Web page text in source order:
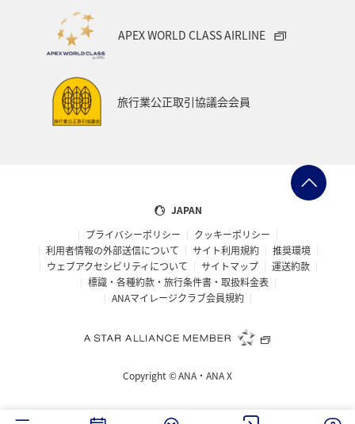
APEX WORLD CLASS AIRLINE
旅行業公正取引協議会会員
JAPAN
プライバシーポリシー
クッキーポリシー
利用者情報の外部送信について
サイト利用規約
推奨環境
ウェブアクセシビリティについて
サイトマップ
運送約款
標識・各種約款・旅行条件書・取扱料金表
ANAマイレージクラブ会員規約
Copyright ©ANA・ANA X